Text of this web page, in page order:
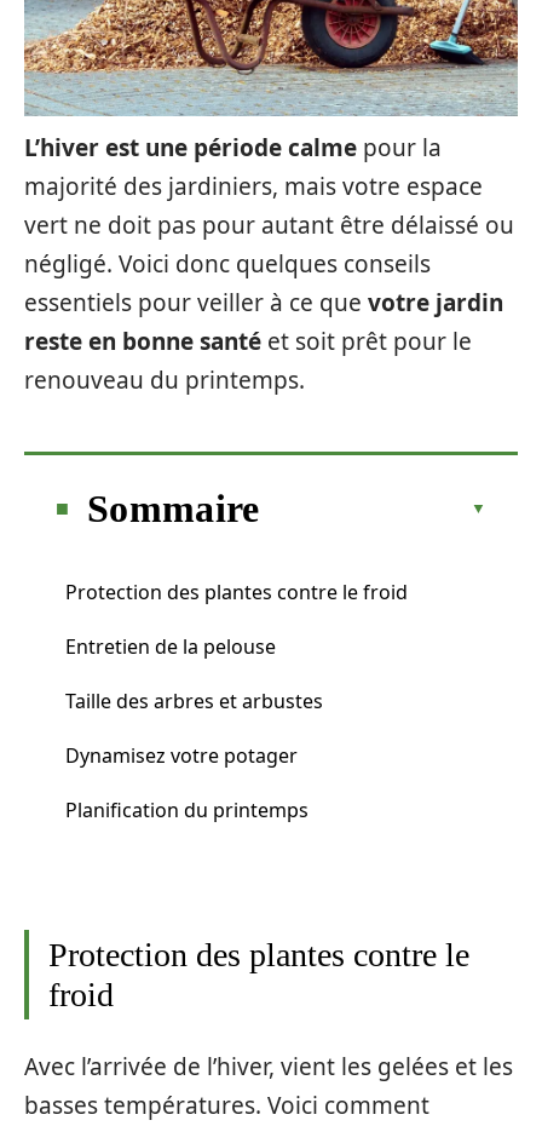
L’hiver est une période calme pour la
majorité des jardiniers, mais votre espace
vert ne doit pas pour autant être délaissé ou
négligé. Voici donc quelques conseils
essentiels pour veiller à ce que votre jardin
reste en bonne santé et soit prêt pour le
renouveau du printemps.
Sommaire
Protection des plantes contre le froid
Entretien de la pelouse
Taille des arbres et arbustes
Dynamisez votre potager
Planification du printemps
Protection des plantes contre le
froid
Avec l’arrivée de l’hiver, vient les gelées et les
basses températures. Voici comment